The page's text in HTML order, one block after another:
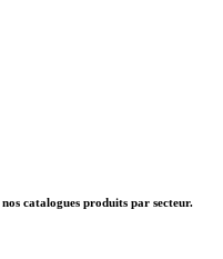
catalogues produits par secteur.